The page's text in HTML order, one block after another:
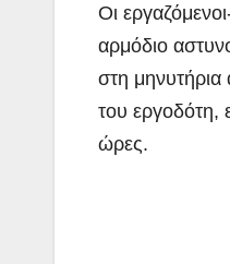
Οι
αρμόδιο
στη μηνυτήρια
του εργοδότη,
ώρες.